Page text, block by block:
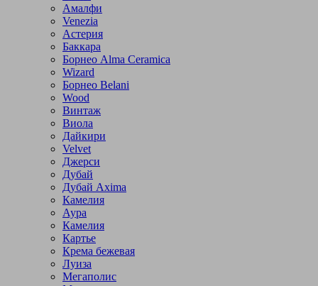
Амалфи
Venezia
Астерия
Баккара
Борнео Alma Ceramica
Wizard
Борнео Belani
Wood
Винтаж
Виола
Дайкири
Velvet
Джерси
Дубай
Дубай Axima
Камелия
Аура
Камелия
Картье
Крема бежевая
Луиза
Мегаполис